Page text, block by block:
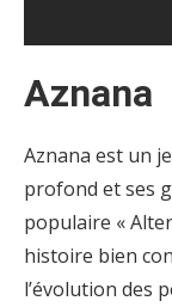
Aznana
Aznana est un
profond et ses
populaire «
histoire bien
l’évolution des